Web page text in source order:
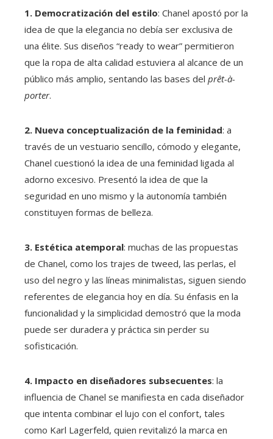
1. Democratización del estilo: Chanel apostó por la
idea de que la elegancia no debía ser exclusiva de
una élite. Sus diseños “ready to wear” permitieron
que la ropa de alta calidad estuviera al alcance de un
público más amplio, sentando las bases del prêt-à-
porter.
2. Nueva conceptualización de la feminidad: a
través de un vestuario sencillo, cómodo y elegante,
Chanel cuestionó la idea de una feminidad ligada al
adorno excesivo. Presentó la idea de que la
seguridad en uno mismo y la autonomía también
constituyen formas de belleza.
3. Estética atemporal: muchas de las propuestas
de Chanel, como los trajes de tweed, las perlas, el
uso del negro y las líneas minimalistas, siguen siendo
referentes de elegancia hoy en día. Su énfasis en la
funcionalidad y la simplicidad demostró que la moda
puede ser duradera y práctica sin perder su
sofisticación.
4. Impacto en diseñadores subsecuentes: la
influencia de Chanel se manifiesta en cada diseñador
que intenta combinar el lujo con el confort, tales
como Karl Lagerfeld, quien revitalizó la marca en